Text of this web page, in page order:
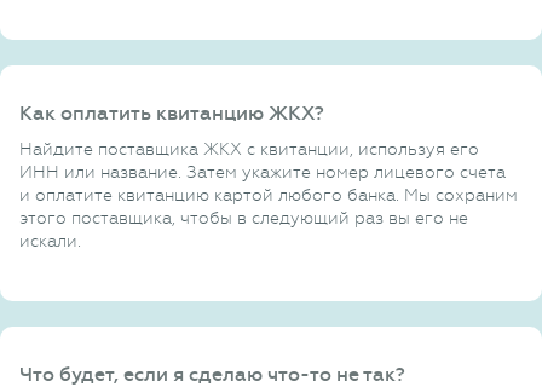
Как оплатить квитанцию ЖКХ?
Найдите поставщика ЖКХ с квитанции, используя его
ИНН или название. Затем укажите номер лицевого счета
и оплатите квитанцию картой любого банка. Мы сохраним
этого поставщика, чтобы в следующий раз вы его не
искали.
Что будет, если я сделаю что-то не так?